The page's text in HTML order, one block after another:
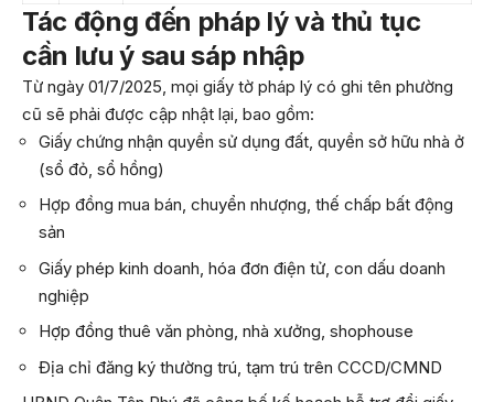
Tác động đến pháp lý và thủ tục
cần lưu ý sau sáp nhập
Từ ngày 01/7/2025, mọi giấy tờ pháp lý có ghi tên phường
cũ sẽ phải được cập nhật lại, bao gồm:
Giấy chứng nhận quyền sử dụng đất, quyền sở hữu nhà ở
(sổ đỏ, sổ hồng)
Hợp đồng mua bán, chuyển nhượng, thế chấp bất động
sản
Giấy phép kinh doanh, hóa đơn điện tử, con dấu doanh
nghiệp
Hợp đồng thuê văn phòng, nhà xưởng, shophouse
Địa chỉ đăng ký thường trú, tạm trú trên CCCD/CMND